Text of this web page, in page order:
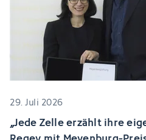
29. Juli 2026
„Jede Zelle erzählt ihre